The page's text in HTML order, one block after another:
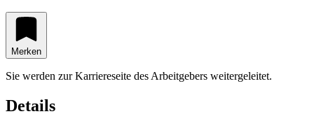
Merken
Sie werden zur Karriereseite des Arbeitgebers weitergeleitet.
Details